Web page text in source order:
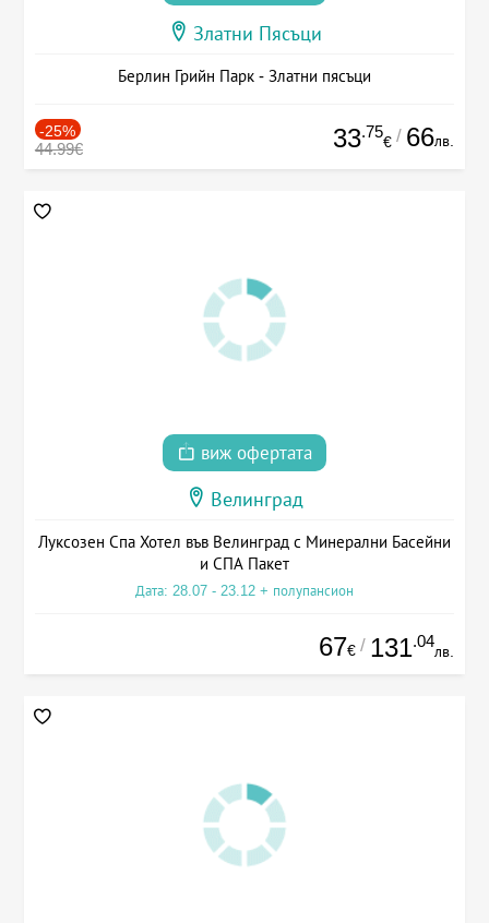
Златни Пясъци
Берлин Грийн Парк - Златни пясъци
-25%
44.99€ 33.75
€ / 66лв.
виж офертата
Велинград
Луксозен Спа Хотел във Велинград с Минерални Басейни
и СПА Пакет
Дата: 28.07 - 23.12 + полупансион
67€ / 131.04
лв.